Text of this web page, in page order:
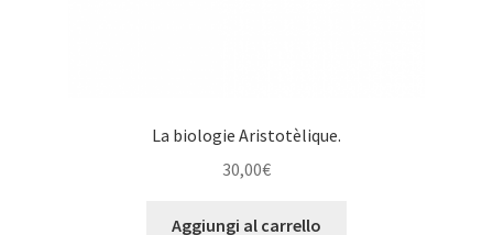
La biologie Aristotèlique.
30,00€
Aggiungi al carrello